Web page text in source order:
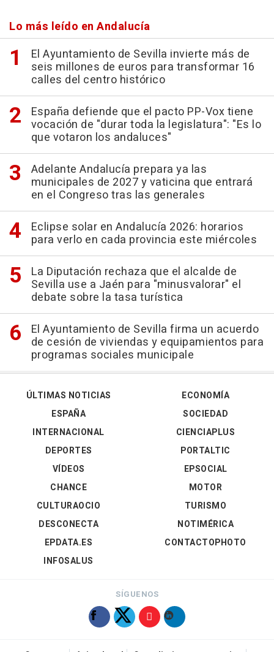
Lo más leído en Andalucía
El Ayuntamiento de Sevilla invierte más de
seis millones de euros para transformar 16
calles del centro histórico
España defiende que el pacto PP-Vox tiene
vocación de "durar toda la legislatura": "Es lo
que votaron los andaluces"
Adelante Andalucía prepara ya las
municipales de 2027 y vaticina que entrará
en el Congreso tras las generales
Eclipse solar en Andalucía 2026: horarios
para verlo en cada provincia este miércoles
La Diputación rechaza que el alcalde de
Sevilla use a Jaén para "minusvalorar" el
debate sobre la tasa turística
El Ayuntamiento de Sevilla firma un acuerdo
de cesión de viviendas y equipamientos para
programas sociales municipale
ÚLTIMAS NOTICIAS
ESPAÑA
INTERNACIONAL
DEPORTES
VÍDEOS
ECONOMÍA
SOCIEDAD
CIENCIAPLUS
PORTALTIC
EPSOCIAL
CHANCE
CULTURAOCIO
DESCONECTA
EPDATA.ES
INFOSALUS
MOTOR
TURISMO
NOTIMÉRICA
CONTACTOPHOTO
SÍGUENOS